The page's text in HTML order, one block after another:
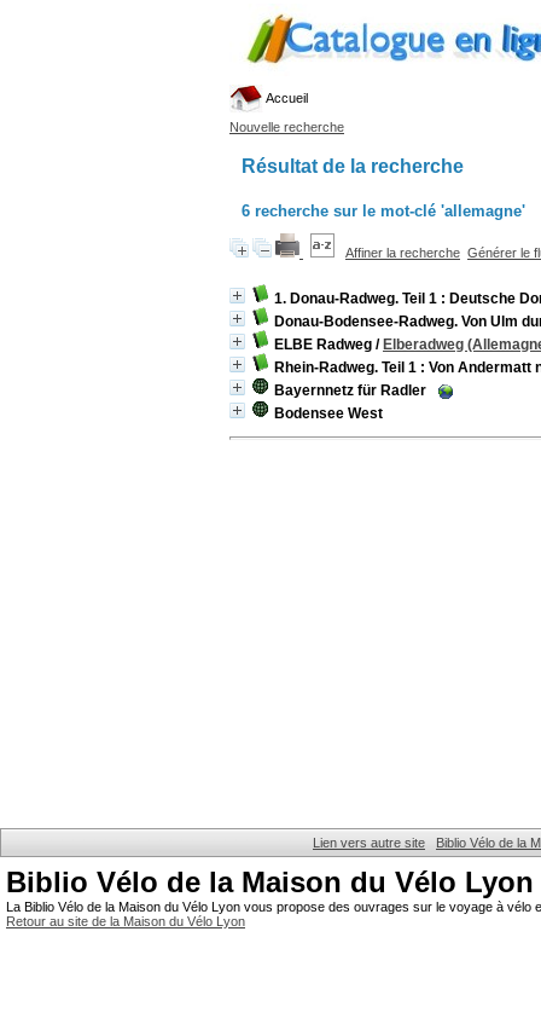
Accueil
Nouvelle recherche
Résultat de la recherche
6 recherche sur le mot-clé 'allemagne'
Affiner la recherche Générer le
1. Donau-Radweg. Teil 1 : Deutsche
Donau-Bodensee-Radweg. Von Ulm
ELBE Radweg / Elberadweg
Rhein-Radweg. Teil 1 : Von Andermatt
Bayernnetz für Radler
Bodensee West
Lien vers autre site Biblio Vélo de la
Biblio Vélo de la Maison du Vélo Lyon
La Biblio Vélo de la Maison du Vélo Lyon vous propose des ouvrages sur le voyage à
Retour au site de la Maison du Vélo Lyon